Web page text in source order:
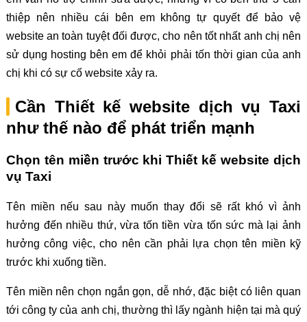
thiệp nên nhiều cái bên em không tự quyết để bảo vệ
website an toàn tuyệt đối được, cho nên tốt nhất anh chị nên
sử dụng hosting bên em để khỏi phải tốn thời gian của anh
chị khi có sự cố website xảy ra.
Cần Thiết kế website dịch vụ Taxi
như thế nào để phát triển mạnh
Chọn tên miền trước khi Thiết kế website dịch
vụ Taxi
Tên miền nếu sau này muốn thay đổi sẽ rất khó vì ảnh
hưởng đến nhiều thứ, vừa tốn tiền vừa tốn sức mà lại ảnh
hưởng công việc, cho nên cần phải lựa chọn tên miền kỹ
trước khi xuống tiền.
Tên miền nên chọn ngắn gọn, dễ nhớ, đặc biệt có liên quan
tới công ty của anh chị, thường thì lấy ngành hiện tại mà quý